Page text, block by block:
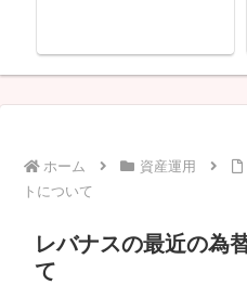
ホーム 資産運用
トについて
レバナスの最近の為
て